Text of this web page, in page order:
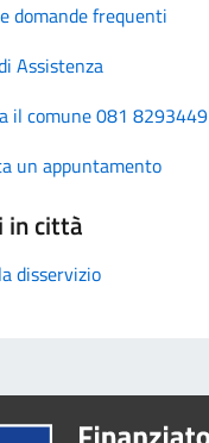
domande frequenti
Assistenza
il comune 081 8293449
un appuntamento
in città
disservizio